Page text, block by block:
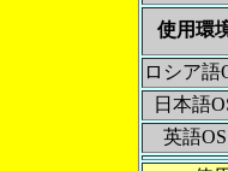
使用環
ロシア語
日本語
英語OS